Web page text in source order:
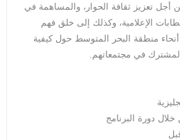
أجل تعزيز ثقافة الحوار، والمساهمة في
الإعلامية، وكذلك إلى خلق فهم
منطقة البحر المتوسط حول كيفية
في مجتمعاتهم.
دورة البرنامج